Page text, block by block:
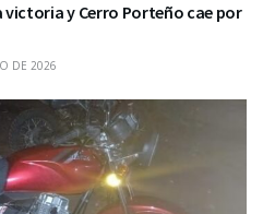
y Cerro Porteño cae por
DE 2026